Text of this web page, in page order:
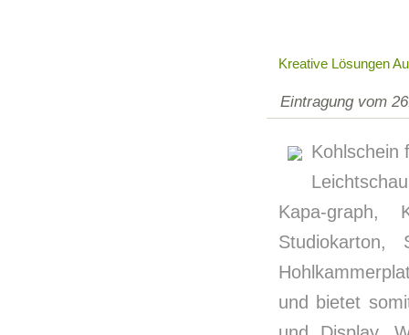
Kreative Lösungen
Eintragung vom
Kohlschein
Kapa-graph,
Studiokarton,
und bietet